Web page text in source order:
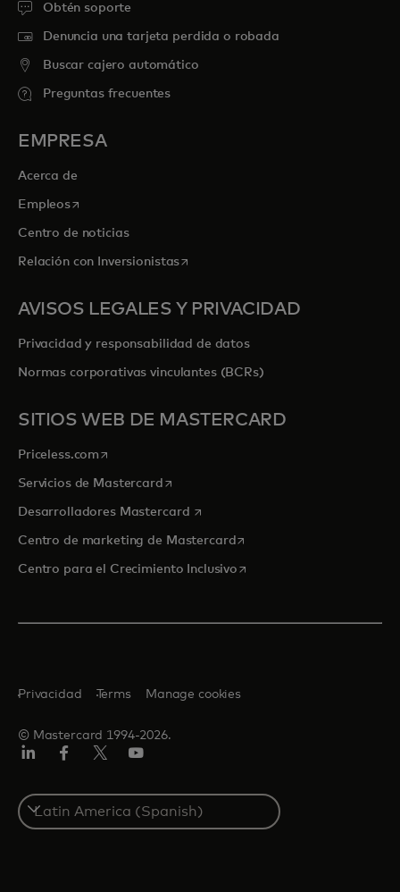
Obtén soporte
Denuncia una tarjeta perdida o robada
Buscar cajero automático
Preguntas frecuentes
EMPRESA
Acerca de
Empleosse abre en una pestaña nueva
Centro de noticias
Relación con Inversionistasse abre en una pestaña nueva
AVISOS LEGALES Y PRIVACIDAD
Privacidad y responsabilidad de datos
Normas corporativas vinculantes (BCRs)
SITIOS WEB DE MASTERCARD
Priceless.com se abre en una pestaña nueva
Servicios de Mastercardse abre en una pestaña nueva
Desarrolladores Mastercard se abre en una pestaña nueva
Centro de marketing de Mastercardse abre en una pestaña
Centro para el Crecimiento Inclusivose abre en una pestaña
© Mastercard 1994-2026.
Privacidad Terms Manage cookies
Select
a
country